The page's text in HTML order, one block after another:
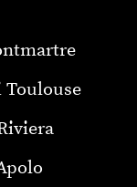
Toulouse